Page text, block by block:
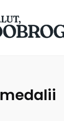
medalii